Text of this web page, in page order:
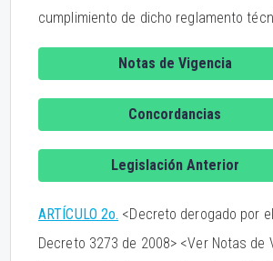
cumplimiento de dicho reglamento
Notas de Vigencia
Concordancias
Legislación Anterior
ARTÍCULO 2o. <Decreto derogado por
Decreto 3273 de 2008> <Ver Notas de